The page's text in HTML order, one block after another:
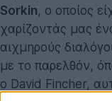
Sorkin, ο οποίος
χαρίζοντάς μας
αιχμηρούς
με το παρελθόν,
ο David Fincher,